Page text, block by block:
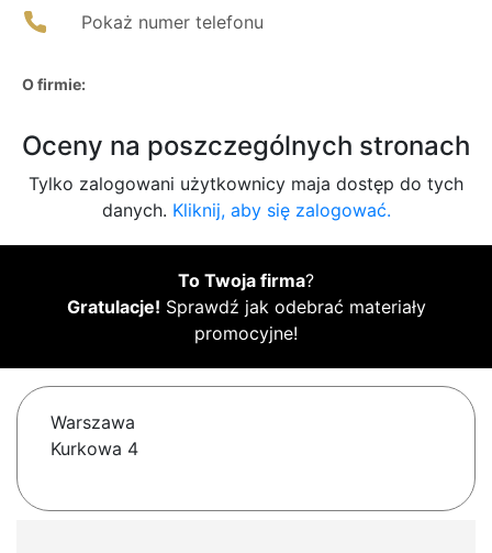
Pokaż numer telefonu
O firmie:
Oceny na poszczególnych stronach
Tylko zalogowani użytkownicy maja dostęp do tych
danych. Kliknij, aby się zalogować.
To Twoja firma?
Gratulacje! Sprawdź jak odebrać materiały
promocyjne!
Warszawa
Kurkowa 4